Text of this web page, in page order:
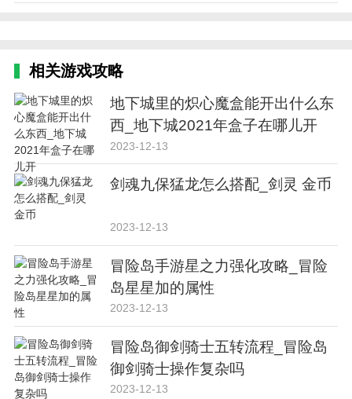
相关游戏攻略
地下城里的炽心魔盒能开出什么东
西_地下城2021年盒子在哪儿开
2023-12-13
剑魂九保猛龙怎么搭配_剑灵 金币
2023-12-13
冒险岛手游星之力强化攻略_冒险
岛星星加的属性
2023-12-13
冒险岛御剑骑士五转流程_冒险岛
御剑骑士操作复杂吗
2023-12-13